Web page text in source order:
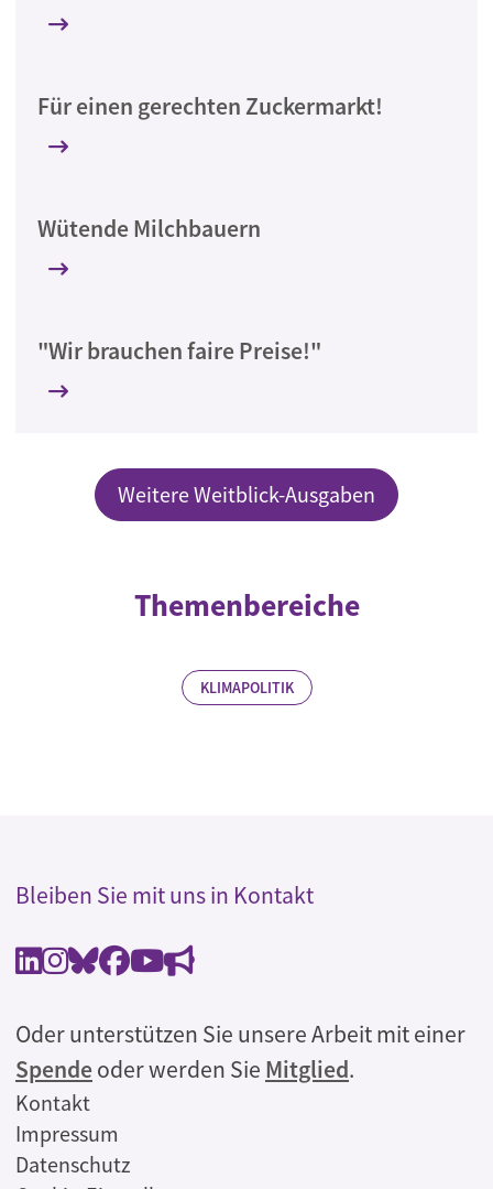
Für einen gerechten Zuckermarkt!
Wütende Milchbauern
"Wir brauchen faire Preise!"
Weitere Weitblick-Ausgaben
Themenbereiche
KLIMAPOLITIK
Bleiben Sie mit uns in Kontakt
Oder unterstützen Sie unsere Arbeit mit einer
Spendeoder werden Sie Mitglied.
Rechtliches
Kontakt
Impressum
Datenschutz